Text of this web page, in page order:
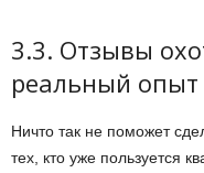
3.3. Отзывы
реальный опыт
Ничто так не поможет
тех, кто уже пользуется